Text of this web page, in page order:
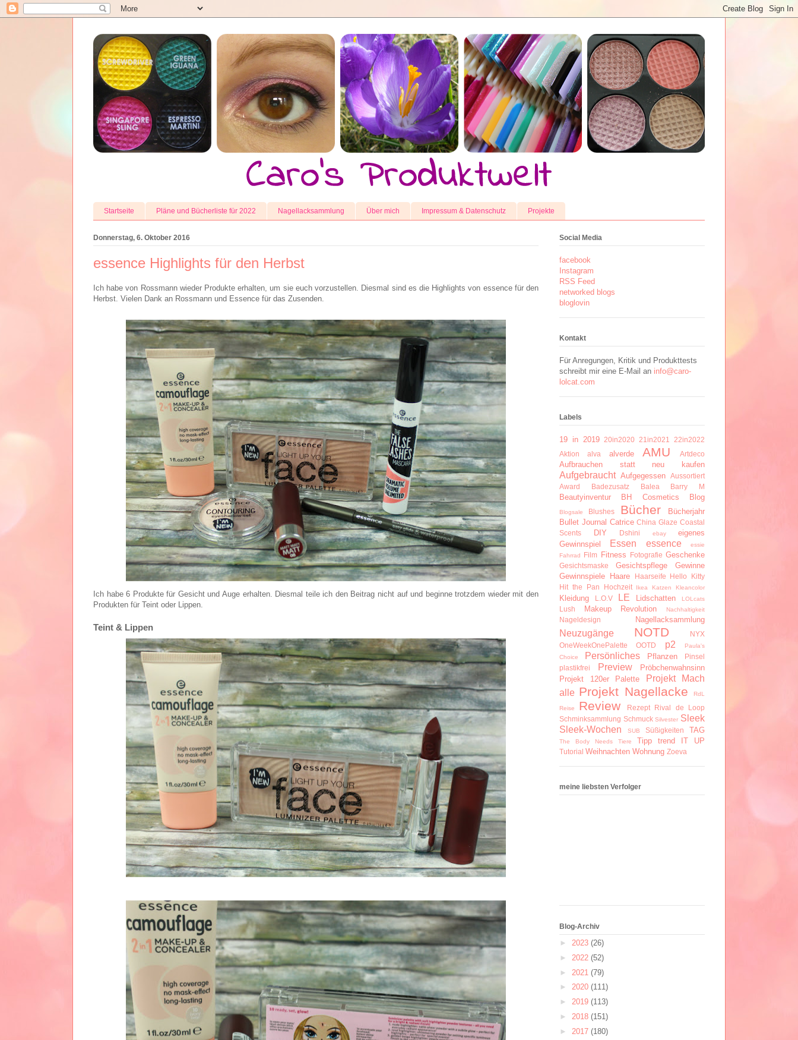
Startseite Pläne und Bücherliste für 2022 Nagellacksammlung Über mich Impressum & Datenschutz Projekte
Donnerstag, 6. Oktober 2016
essence Highlights für den Herbst
Ich habe von Rossmann wieder Produkte erhalten, um sie euch vorzustellen. Diesmal sind es die Highlights von essence für den
Herbst. Vielen Dank an Rossmann und Essence für das Zusenden.
Ich habe 6 Produkte für Gesicht und Auge erhalten. Diesmal teile ich den Beitrag nicht auf und beginne trotzdem wieder mit den
Produkten für Teint oder Lippen.
Teint & Lippen
Social Media
facebook
Instagram
RSS Feed
networked blogs
bloglovin
Kontakt
Für Anregungen, Kritik und Produkttests
schreibt mir eine E-Mail an info@caro-
lolcat.com
Labels
19 in 2019 20in2020 21in2021
22in2022
Aktion
alva alverde AMU Artdeco
Aufbrauchen statt neu kaufen
Aufgebraucht Aufgegessen
Aussortiert
Award
Badezusatz Balea Barry M
Beautyinventur BH Cosmetics Blog
Blogsale Blushes Bücher
Bücherjahr
Bullet Journal Catrice China Glaze Coastal
Scents
DIY Dshini ebay
eigenes
Gewinnspiel
Essen essence
essie
Fahrrad
Film Fitness Fotografie Geschenke
Gesichtsmaske Gesichtspflege
Gewinne
Gewinnspiele
Haare Haarseife
Hello Kitty
Hit the Pan
Hochzeit Ikea Katzen Kleancolor
Kleidung L.O.V LE Lidschatten LOLcats
Lush Makeup Revolution Nachhaltigkeit
Nageldesign Nagellacksammlung
Neuzugänge NOTD
NYX
OneWeekOnePalette
OOTD p2
Paula's
Choice
Persönliches Pflanzen
Pinsel
plastikfrei
Preview
Pröbchenwahnsinn
Projekt 120er Palette
Projekt Mach
alle Projekt Nagellacke RdL
Reise Review Rezept
Rival de Loop
Schminksammlung Schmuck Silvester Sleek
Sleek-Wochen
SUB Süßigkeiten TAG
The Body Needs Tiere Tipp trend IT UP
Tutorial Weihnachten Wohnung Zoeva
meine liebsten Verfolger
Blog-Archiv
► 2023 (26)
► 2022 (52)
► 2021 (79)
► 2020 (111)
► 2019 (113)
► 2018 (151)
► 2017 (180)